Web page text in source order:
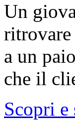
Un
ritrovare
a un
che il
Scopri e